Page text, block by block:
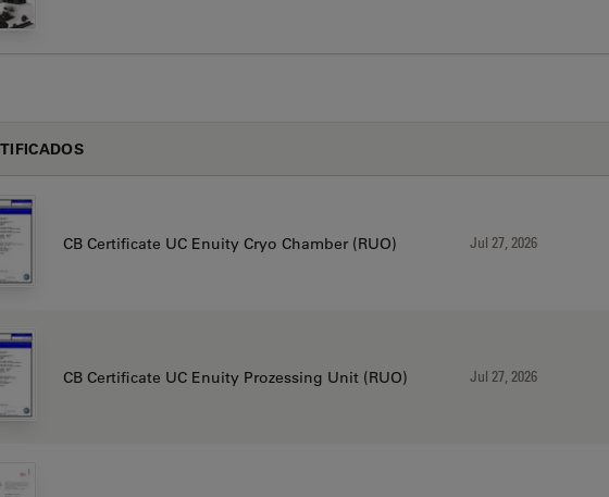
CB Certificate UC Enuity Cryo Chamber (RUO) Jul 27, 2026
CB Certificate UC Enuity Prozessing Unit (RUO) Jul 27, 2026